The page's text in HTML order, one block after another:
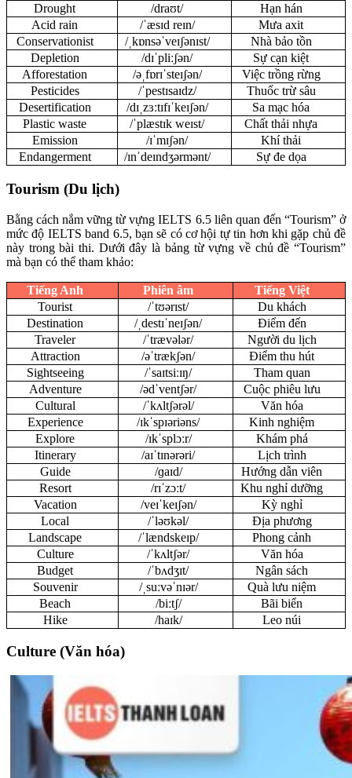
Drought
/draʊt/
Hạn hán
Acid rain
/ˈæsɪd reɪn/
Mưa axit
Conservationist
/ˌkɒnsəˈveɪʃənɪst/
Nhà bảo tồn
Depletion
/dɪˈpliːʃən/
Sự cạn kiệt
Afforestation
/əˌfɒrɪˈsteɪʃən/
Việc trồng rừng
Pesticides
/ˈpestɪsaɪdz/
Thuốc trừ sâu
Desertification
/dɪˌzɜːtɪfɪˈkeɪʃən/
Sa mạc hóa
Plastic waste
/ˈplæstɪk weɪst/
Chất thải nhựa
Emission
/ɪˈmɪʃən/
Khí thải
Endangerment
/ɪnˈdeɪndʒərmənt/ Sự đe dọa
Tourism (Du lịch)
Bằng cách nắm vững từ vựng IELTS 6.5 liên quan đến “Tourism” ở
mức độ IELTS band 6.5, bạn sẽ có cơ hội tự tin hơn khi gặp chủ đề
này trong bài thi. Dưới đây là bảng từ vựng về chủ đề “Tourism”
mà bạn có thể tham khảo:
Tiếng Anh Phiên âm
Tiếng Việt
Tourist
/ˈtʊərɪst/
Du khách
Destination
/ˌdestɪˈneɪʃən/
Điểm đến
Traveler
/ˈtrævələr/
Người du lịch
Attraction
/əˈtrækʃən/
Điểm thu hút
Sightseeing
/ˈsaɪtsiːɪŋ/
Tham quan
Adventure
/ədˈventʃər/
Cuộc phiêu lưu
Cultural
/ˈkʌltʃərəl/
Văn hóa
Experience
/ɪkˈspɪəriəns/
Kinh nghiệm
Explore
/ɪkˈsplɔːr/
Khám phá
Itinerary
/aɪˈtɪnərəri/
Lịch trình
Guide
/ɡaɪd/
Hướng dẫn viên
Resort
/rɪˈzɔːt/
Khu nghỉ dưỡng
Vacation
/veɪˈkeɪʃən/
Kỳ nghỉ
Local
/ˈləʊkəl/
Địa phương
Landscape
/ˈlændskeɪp/
Phong cảnh
Culture
/ˈkʌltʃər/
Văn hóa
Budget
/ˈbʌdʒɪt/
Ngân sách
Souvenir
/ˌsuːvəˈnɪər/
Quà lưu niệm
Beach
/biːtʃ/
Bãi biển
Hike
/haɪk/ Leo núi
Culture (Văn hóa)